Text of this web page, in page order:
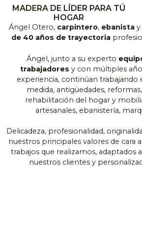
MADERA DE LÍDER PARA TÚ
HOGAR
Ángel Otero, carpintero, ebanistay
de 40 años de trayectoria
Ángel, junto a su experto
trabajadores y con múltiples
experiencia, continúan trabajando
medida, antigüedades,
rehabilitación del hogar y
artesanales, ebanistería,
Delicadeza, profesionalidad,
nuestros principales valores de cara
trabajos que realizamos, adaptados
nuestros clientes y